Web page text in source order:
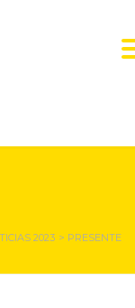
2023 > PRESENTE